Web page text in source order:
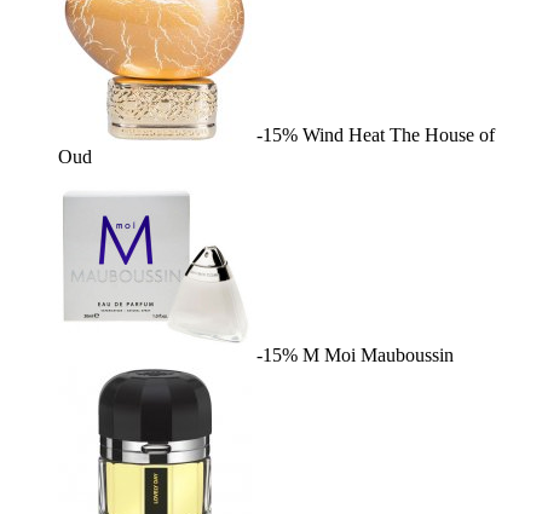
-15% Wind Heat The House of
Oud
-15% M Moi Mauboussin